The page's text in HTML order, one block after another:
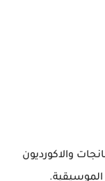
والاكورديون
الموسيقية.